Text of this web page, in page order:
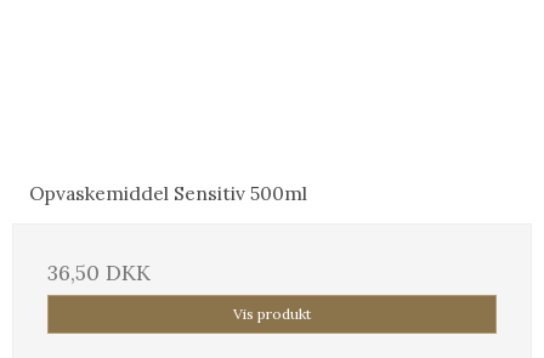
Opvaskemiddel Sensitiv 500ml
36,50 DKK
Vis produkt